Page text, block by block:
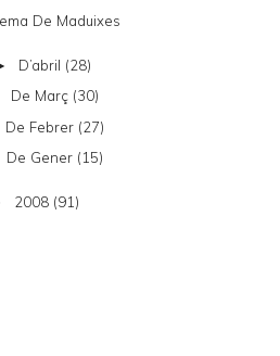
De Maduixes
D’abril (28)
De Març (30)
De Febrer (27)
De Gener (15)
2008 (91)